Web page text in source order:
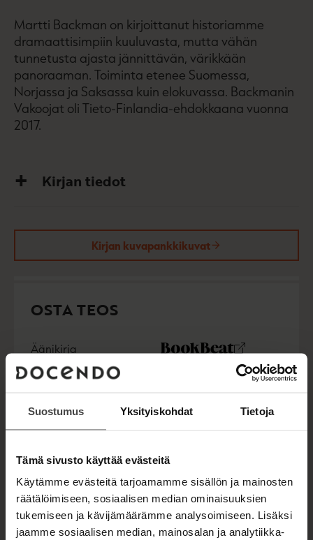
Suostumus Yksityiskohdat Tietoja
Tämä sivusto käyttää evästeitä
Käytämme evästeitä tarjoamamme sisällön ja mainosten
räätälöimiseen, sosiaalisen median ominaisuuksien
tukemiseen ja kävijämäärämme analysoimiseen. Lisäksi
jaamme sosiaalisen median, mainosalan ja analytiikka-
Martti Backman on kirjoittanut historiamme
dramaattisimpiin kuuluvasta, mutta vähän
tunnetusta ajasta jännittävän, värikkään
panoraaman. Toiminta etenee Suomessa,
Norjassa ja Saksassa kuin elokuvassa. Backmanin
Vakoojat oli Tieto-Finlandia-ehdokkaana vuonna
2017.
Kirjan tiedot
Kirjan kuvapankkikuvat
OSTA TEOS
K
u
t
e
e
Äänikirja
B
o
b
e
t
u
k
e
a
K
u
e
E-kirja / epub2
B
o
t
A
u
k
MARTTI BACKMAN